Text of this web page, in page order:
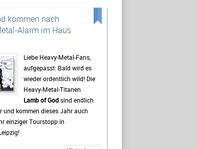
seit Jahren zu den
Deutschlands. Besonders
Rock, Indie, Punk und Hip-Hop
jedes Jahr ein bunt gemischtes
Auch 2026 stehen
Künstler auf dem
Besucher vor den Bühnen zum
Gerade die Headliner
erwartet, doch oft sind es
Bands.
wichtig wie die Konzerte ist
Leben auf dem Campingplatz.
Festivalgefühl oft schon lange,
kommen nach
Alarm im Haus
Liebe Heavy-Metal-Fans,
aufgepasst: Bald wird es
wieder ordentlich wild! Die
Heavy-Metal-Titanen
Lamb of Godsind endlich
und kommen dieses Jahr auch
einziger Tourstopp in